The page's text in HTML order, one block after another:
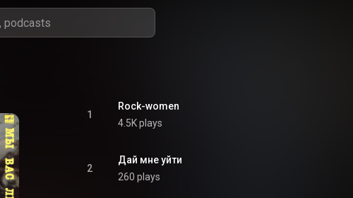
1
Rock-women
4.5K plays
2
Дай мне уйти
260 plays